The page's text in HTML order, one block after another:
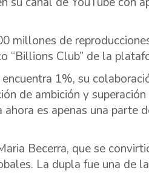
millones de
“Billions Club” de la
1%, su
de ambición y
es apenas una parte
Becerra, que se
La dupla fue una de